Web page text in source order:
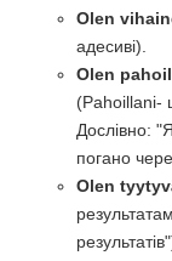
Olen
адесиві).
Olen
(Pahoillani-
Дослівно:
погано
Olen